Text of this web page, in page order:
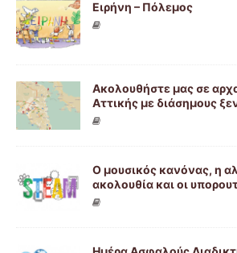
Eιρήνη – Πόλεμος
Ακολουθήστε μας σε
Αττικής με διάσημους
Ο μουσικός κανόνας, η
ακολουθία και οι